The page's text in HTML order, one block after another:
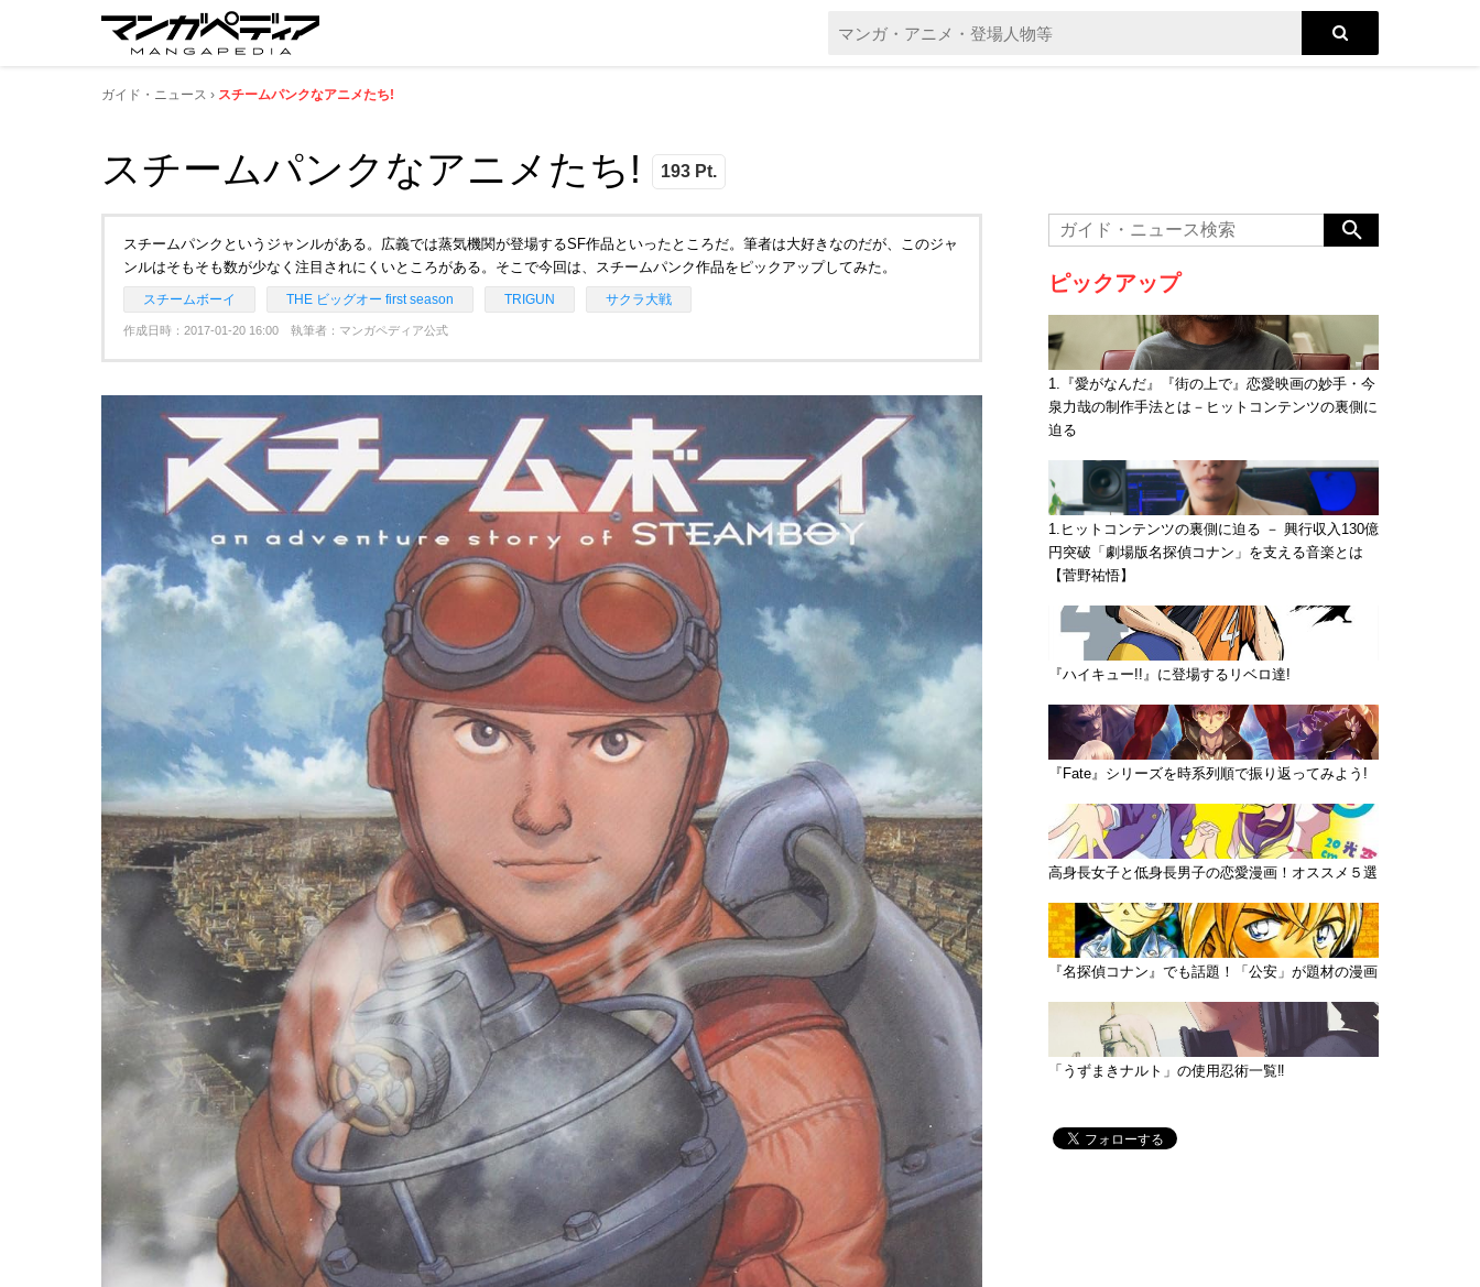
ガイド・ニュース スチームパンクなアニメたち!
スチームパンクなアニメたち! 193 Pt.
スチームパンクというジャンルがある。広義では蒸気機関が登場するSF作品といったところだ。筆者は大好きなのだが、このジャ
ンルはそもそも数が少なく注目されにくいところがある。そこで今回は、スチームパンク作品をピックアップしてみた。
スチームボーイ THE ビッグオー first season TRIGUN サクラ大戦
作成日時：2017-01-20 16:00 執筆者：マンガペディア公式
ピックアップ
1.『愛がなんだ』『街の上で』恋愛映画の妙手・今
泉力哉の制作手法とは－ヒットコンテンツの裏側に
迫る
1.ヒットコンテンツの裏側に迫る － 興行収入130億
円突破「劇場版名探偵コナン」を支える音楽とは
【菅野祐悟】
『ハイキュー!!』に登場するリベロ達!
『Fate』シリーズを時系列順で振り返ってみよう!
高身長女子と低身長男子の恋愛漫画！オススメ５選
『名探偵コナン』でも話題！「公安」が題材の漫画
「うずまきナルト」の使用忍術一覧‼